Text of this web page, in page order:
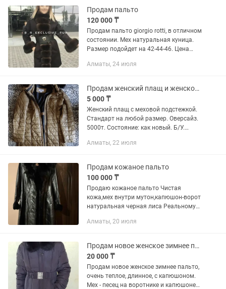
Продам пальто
120 000 ₸
Продам пальто giorgio rotti, в отличном
состоянии. Мех натуральная куница.
Размер подойдет на 42-44-46. Цена
предусмотрена.
Алматы, 24 июля
Продам женский плащ и женское демисезонное пальто.
5 000 ₸
Женский плащ с меховой подстежкой.
Стандарт на любой размер. Оверсайз.
5000т. Состояние: как новый. Б/У.
44. Мех и карманы на замке.
Алматы, 22 июля
Продам кожаное пальто
100 000 ₸
Продаю кожаное пальто Чистая
кожа,мех внутри мутон,капюшон-ворот
натуральная черная лиса Реальному
комплекте имеется так же кожаный
Алматы, 20 июля
Продам новое женское зимнее пальто
20 000 ₸
Продам новое женское зимнее пальто,
очень теплое, длинное, с капюшоном.
Мех - песец на воротнике и капюшоне